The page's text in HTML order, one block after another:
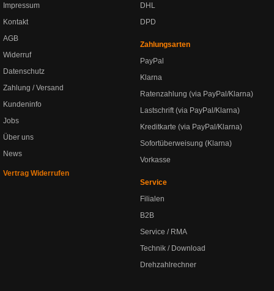
Impressum
Kontakt
AGB
Widerruf
Datenschutz
Zahlung / Versand
Kundeninfo
Jobs
Über uns
News
Vertrag Widerrufen
DHL
DPD
Zahlungsarten
PayPal
Klarna
Ratenzahlung (via PayPal/Klarna)
Lastschrift (via PayPal/Klarna)
Kreditkarte (via PayPal/Klarna)
Sofortüberweisung (Klarna)
Vorkasse
Service
Filialen
B2B
Service / RMA
Technik / Download
Drehzahlrechner